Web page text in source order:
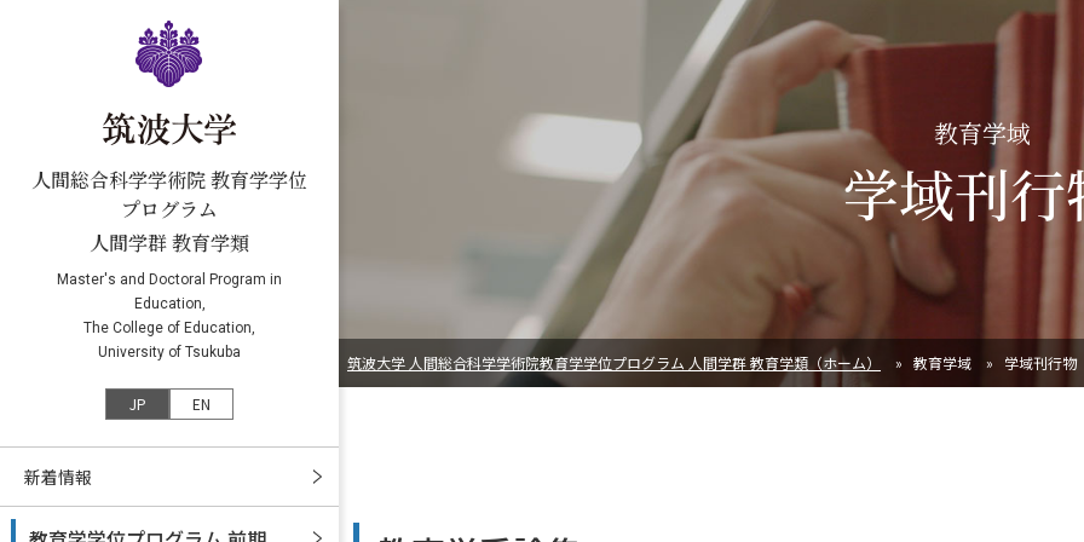
人間総合科学学術院 教育学学位
プログラム
人間学群 教育学類
Master's and Doctoral Program in
Education,
The College of Education,
University of Tsukuba
JP EN
新着情報
教育学域
学域刊行
筑波大学 人間総合科学学術院教育学学位プログラム 人間学群 教育学類（ホーム） 教育学域 学域刊行物